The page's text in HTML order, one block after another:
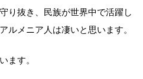
り抜き、民族が世界中で活躍し
ルメニア人は凄いと思います。
ます。